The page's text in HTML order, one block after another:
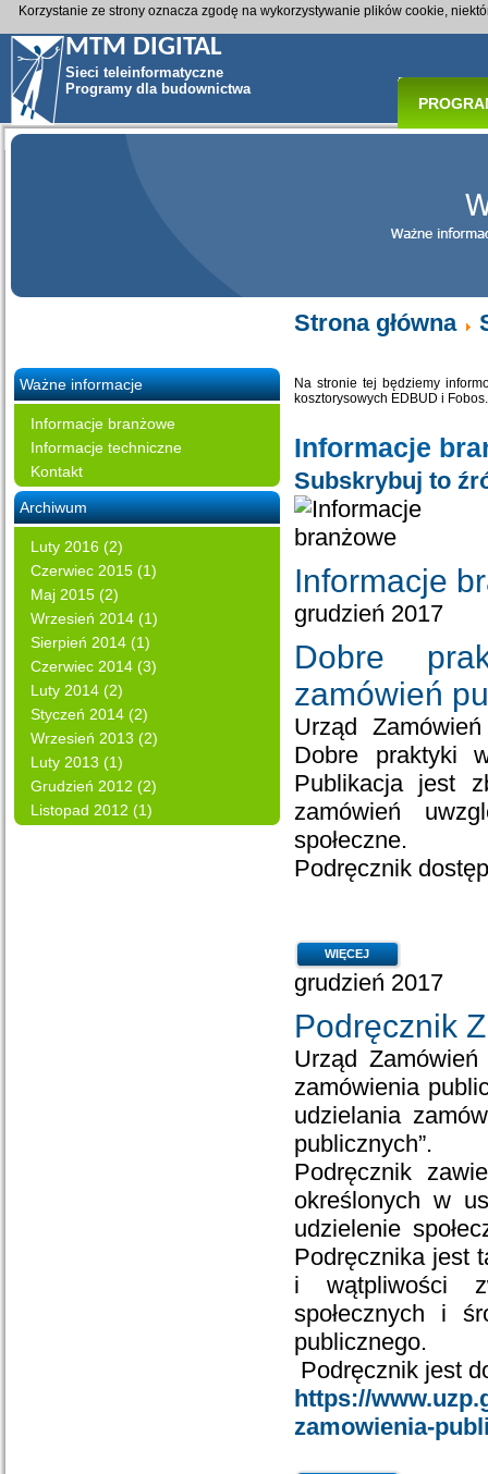
MTM DIGITAL
Sieci teleinformatyczne
Programy dla budownictwa
Ważne informacje
Informacje branżowe
Informacje techniczne
Kontakt
Archiwum
Luty 2016 (2)
Czerwiec 2015 (1)
Maj 2015 (2)
Wrzesień 2014 (1)
Sierpień 2014 (1)
Czerwiec 2014 (3)
Luty 2014 (2)
Styczeń 2014 (2)
Wrzesień 2013 (2)
Luty 2013 (1)
Grudzień 2012 (2)
Listopad 2012 (1)
Strona główna
Na stronie tej będziemy
kosztorysowych EDBUD i
Informacje
Subskrybuj to
Informacje
grudzień 2017
Dobre
zamówień
Urząd
Dobre praktyki
Publikacja jest
zamówień
społeczne.
Podręcznik
WIĘCEJ
grudzień 2017
Podręcznik
Urząd Zamówień
zamówienia
udzielania
publicznych”.
Podręcznik
określonych w
udzielenie
Podręcznika jest
i wątpliwości
społecznych i
publicznego.
Podręcznik jest
https://
zamowienia-
Korzystanie ze strony oznacza zgodę na wykorzystywanie plików cookie,